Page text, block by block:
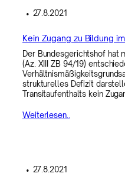
• 27.8.2021
Kein Zugang zu Bildung
Der Bundesgerichtshof hat
(Az. XIII ZB 94/19)
strukturelles Defizit
Transitaufenthalts kein
Weiterlesen..
• 27.8.2021